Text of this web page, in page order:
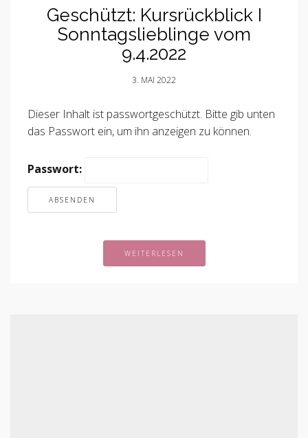
Geschützt: Kursrückblick I
Sonntagslieblinge vom
9.4.2022
3. MAI 2022
Dieser Inhalt ist passwortgeschützt. Bitte gib unten
das Passwort ein, um ihn anzeigen zu können.
Passwort:
WEITERLESEN